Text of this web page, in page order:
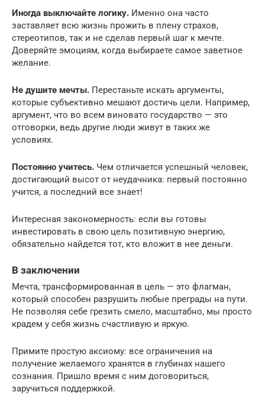
Иногда выключайте логику. Именно она часто
заставляет всю жизнь прожить в плену страхов,
стереотипов, так и не сделав первый шаг к мечте.
Доверяйте эмоциям, когда выбираете самое заветное
желание.
Не душите мечты. Перестаньте искать аргументы,
которые субъективно мешают достичь цели. Например,
аргумент, что во всем виновато государство — это
отговорки, ведь другие люди живут в таких же
условиях.
Постоянно учитесь. Чем отличается успешный человек,
достигающий высот от неудачника: первый постоянно
учится, а последний все знает!
Интересная закономерность: если вы готовы
инвестировать в свою цель позитивную энергию,
обязательно найдется тот, кто вложит в нее деньги.
В заключении
Мечта, трансформированная в цель — это флагман,
который способен разрушить любые преграды на пути.
Не позволяя себе грезить смело, масштабно, мы просто
крадем у себя жизнь счастливую и яркую.
Примите простую аксиому: все ограничения на
получение желаемого хранятся в глубинах нашего
сознания. Пришло время с ним договориться,
заручиться поддержкой.